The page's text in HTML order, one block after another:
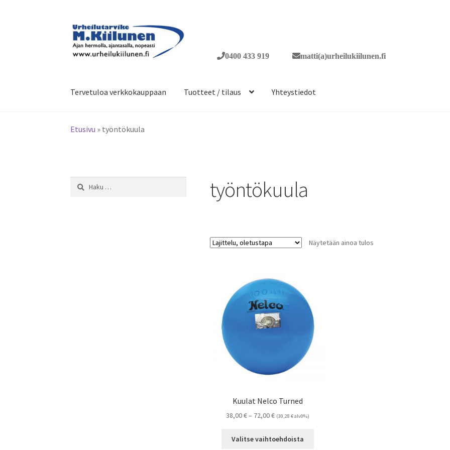
0400 433 919 matti(a)urheilukiilunen.fi
Siirry
navigointiin
Siirry
sisältöön
Tervetuloa verkkokauppaan Tuotteet / tilaus Yhteystiedot
Etusivu » työntökuula
työntökuula
Näytetään ainoa tulos
Kuulat Nelco Turned
38,00€– 72,00€Hintaluokka:
-
(30,28€alv0%)
Valitse vaihtoehdoista
Haku: